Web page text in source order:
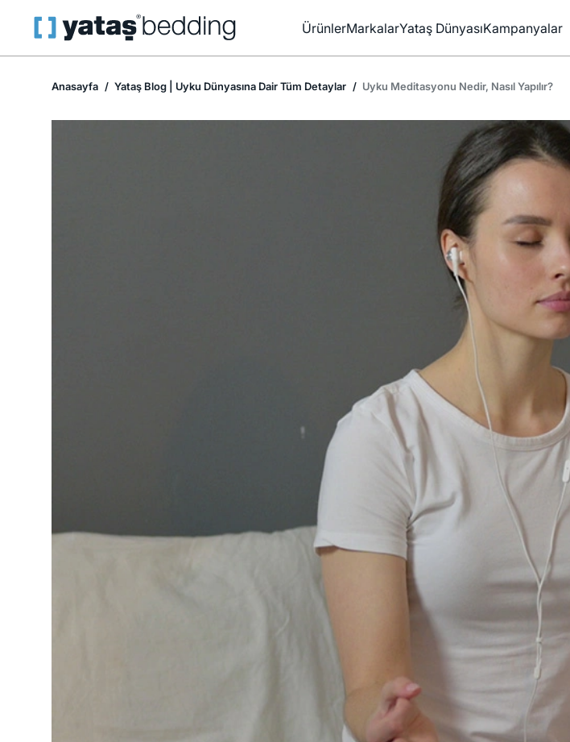
ÜrünlerMarkalarYataş DünyasıKampanyalar
Anasayfa Yataş Blog | Uyku Dünyasına Dair Tüm Detaylar Uyku Meditasyonu Nedir, Nasıl Yapılır?